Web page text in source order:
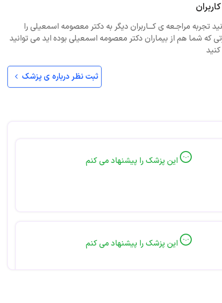
تجربه مراجـعه ی کـــاربران دیگر به دکتر معصومه اسمعیلی را
که شما هم از بیماران دکتر معصومه اسمعیلی بوده اید می توانید
ثبت نظر درباره ی پزشک
این پزشک را پیشنهاد می کنم
این پزشک را پیشنهاد می کنم